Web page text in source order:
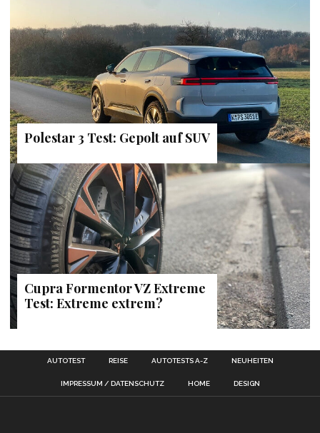
Polestar 3 Test: Gepolt auf SUV
Cupra Formentor VZ Extreme
Test: Extreme extrem?
AUTOTEST REISE AUTOTESTS A-Z NEUHEITEN
IMPRESSUM / DATENSCHUTZ HOME DESIGN